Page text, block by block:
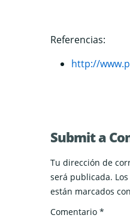
Referencias:
http://
Submit a
Tu dirección de
será publicada.
están marcados con
Comentario *